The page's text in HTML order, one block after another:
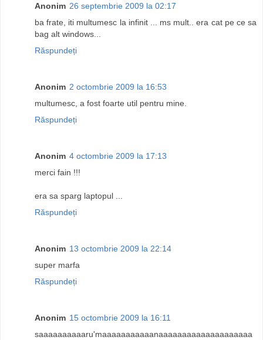
Anonim 26 septembrie 2009 la 02:17
ba frate, iti multumesc la infinit ... ms mult.. era cat pe ce sa
bag alt windows...
Răspundeți
Anonim 2 octombrie 2009 la 16:53
multumesc, a fost foarte util pentru mine.
Răspundeți
Anonim 4 octombrie 2009 la 17:13
merci fain !!!
era sa sparg laptopul ...
Răspundeți
Anonim 13 octombrie 2009 la 22:14
super marfa
Răspundeți
Anonim 15 octombrie 2009 la 16:11
saaaaaaaaaaru'maaaaaaaaaaanaaaaaaaaaaaaaaaaaaaa